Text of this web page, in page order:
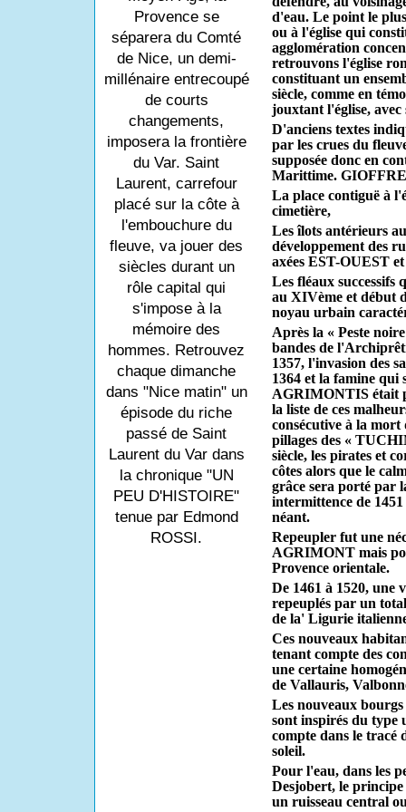
Provence se
séparera du Comté
de Nice, un demi-
millénaire entrecoupé
de courts
changements,
imposera la frontière
du Var. Saint
Laurent, carrefour
placé sur la côte à
l'embouchure du
fleuve, va jouer des
siècles durant un
rôle capital qui
s'impose à la
mémoire des
hommes. Retrouvez
chaque dimanche
dans "Nice matin" un
épisode du riche
passé de Saint
Laurent du Var dans
la chronique "UN
PEU D'HISTOIRE"
tenue par Edmond
ROSSI.
d'eau. Le point le
ou à l'église qui
agglomération
retrouvons l'église
constituant un
siècle, comme en
jouxtant l'église, avec
D'anciens textes
par les crues du
supposée donc en
Marittime.
La place contiguë à
cimetière,
Les îlots antérieurs
développement des
axées EST-OUEST
Les fléaux
au XIVème et début
noyau urbain
Après la « Peste
bandes de
1357, l'invasion des
1364 et la famine
AGRIMONTIS était
la liste de ces
consécutive à la mort
pillages des «
siècle, les pirates et
côtes alors que le
grâce sera porté par
intermittence de
néant.
Repeupler fut une
AGRIMONT mais
Provence orientale.
De 1461 à 1520, une
repeuplés par un
de la' Ligurie
Ces nouveaux
tenant compte des
une certaine
de Vallauris,
Les nouveaux
sont inspirés du type
compte dans le tracé
soleil.
Pour l'eau, dans les
Desjobert, le principe
un ruisseau central